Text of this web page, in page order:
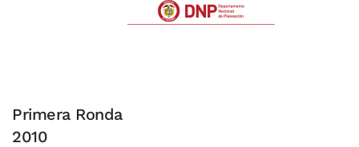
Primera Ronda
2010